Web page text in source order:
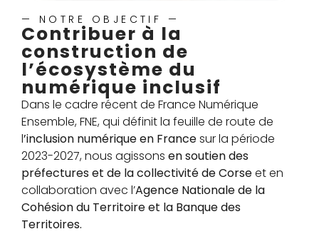
— NOTRE OBJECTIF —
Contribuer à la
construction de
l’écosystème du
numérique inclusif
Dans le cadre récent de France Numérique
Ensemble, FNE, qui définit la feuille de route de
l’inclusion numérique en Francesur la période
2023-2027, nous agissons en soutien des
préfectures et de la collectivité de Corseet en
collaboration avec l’Agence Nationale de la
Cohésion du Territoire et la Banque des
Territoires.